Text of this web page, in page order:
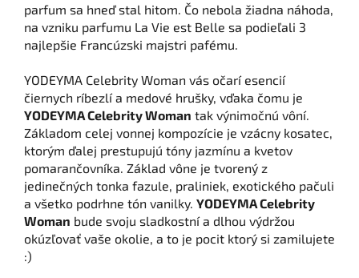
parfum sa hneď stal hitom. Čo nebola žiadna náhoda,
na vzniku parfumu La Vie est Belle sa podieľali 3
najlepšie Francúzski majstri pafému.
YODEYMA Celebrity Woman vás očarí esencií
čiernych ríbezlí a medové hrušky, vďaka čomu je
YODEYMA Celebrity Woman tak výnimočnú vôní.
Základom celej vonnej kompozície je vzácny kosatec,
ktorým ďalej prestupujú tóny jazmínu a kvetov
pomarančovníka. Základ vône je tvorený z
jedinečných tonka fazule, praliniek, exotického pačuli
a všetko podrhne tón vanilky. YODEYMA Celebrity
Woman bude svoju sladkostní a dlhou výdržou
okúzľovať vaše okolie, a to je pocit ktorý si zamilujete
:)